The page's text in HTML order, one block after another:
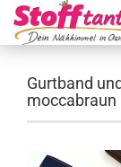
Gurtband
moccabraun